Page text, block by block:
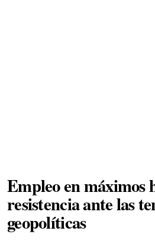
Empleo en máximos
resistencia ante las
geopolíticas